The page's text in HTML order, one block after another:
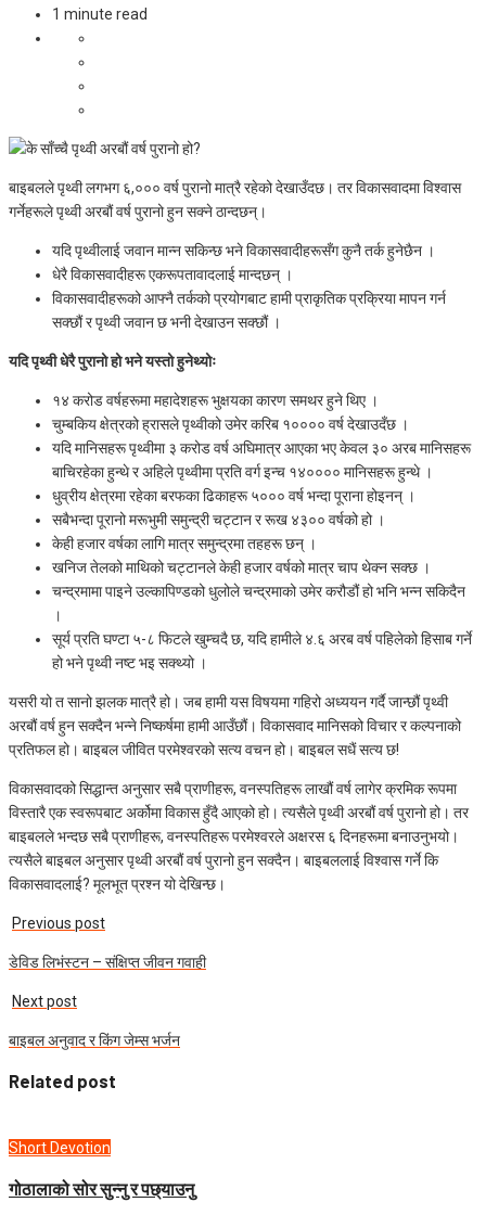
1 minute read
बाइबलले पृथ्वी लगभग ६,००० वर्ष पुरानो मात्रै रहेको देखाउँदछ। तर विकासवादमा विश्‍वास
गर्नेहरूले पृथ्वी अरबौं वर्ष पुरानो हुन सक्‍ने ठान्दछन्।
यदि पृथ्वीलाई जवान मान्‍न सकिन्छ भने विकासवादीहरूसँग कुनै तर्क हुनेछैन ।
धेरै विकासवादीहरू एकरूपतावादलाई मान्दछन् ।
विकासवादीहरूको आफ्‍नै तर्कको प्रयोगबाट हामी प्राकृतिक प्रक्रिया मापन गर्न
सक्छौं र पृथ्वी जवान छ भनी देखाउन सक्छौं ।
यदि पृथ्वी धेरै पुरानो हो भने यस्तो हुनेथ्योः
१४ करोड वर्षहरूमा महादेशहरू भुक्षयका कारण समथर हुने थिए ।
चुम्बकिय क्षेत्रको ह्रासले पृथ्वीको उमेर करिब १०००० वर्ष देखाउदँछ ।
यदि मानिसहरू पृथ्वीमा ३ करोड वर्ष अघिमात्र आएका भए केवल ३० अरब मानिसहरू
बाचिरहेका हुन्थे र अहिले पृथ्वीमा प्रति वर्ग इन्च १४०००० मानिसहरू हुन्थे ।
धुव्रीय क्षेत्रमा रहेका बरफका ढिकाहरू ५००० वर्ष भन्दा पूराना होइनन् ।
सबैभन्दा पूरानो मरूभुमी समुन्द्री चट्टान र रूख ४३०० वर्षको हो ।
केही हजार वर्षका लागि मात्र समुन्द्रमा तहहरू छन् ।
खनिज तेलको माथिको चट्टानले केही हजार वर्षको मात्र चाप थेक्‍न सक्छ ।
चन्द्रमामा पाइने उल्कापिण्डको धुलोले चन्द्रमाको उमेर करौडौं हो भनि भन्‍न सकिदैन
।
सूर्य प्रति घण्टा ५-८ फिटले खुम्चदै छ, यदि हामीले ४.६ अरब वर्ष पहिलेको हिसाब गर्ने
हो भने पृथ्वी नष्‍ट भइ सक्थ्यो ।
यसरी यो त सानो झलक मात्रै हो। जब हामी यस विषयमा गहिरो अध्ययन गर्दै जान्छौं पृथ्वी
अरबौं वर्ष हुन सक्दैन भन्‍ने निष्कर्षमा हामी आउँछौं। विकासवाद मानिसको विचार र कल्पनाको
प्रतिफल हो। बाइबल जीवित परमेश्‍वरको सत्य वचन हो। बाइबल सधैं सत्य छ!
विकासवादको सिद्धान्त अनुसार सबै प्राणीहरू, वनस्पतिहरू लाखौं वर्ष लागेर क्रमिक रूपमा
विस्तारै एक स्वरूपबाट अर्कोमा विकास हुँदै आएको हो। त्यसैले पृथ्वी अरबौं वर्ष पुरानो हो। तर
बाइबलले भन्दछ सबै प्राणीहरू, वनस्पतिहरू परमेश्‍वरले अक्षरस ६ दिनहरूमा बनाउनुभयो।
त्यसैले बाइबल अनुसार पृथ्वी अरबौं वर्ष पुरानो हुन सक्दैन। बाइबललाई विश्वास गर्ने कि
विकासवादलाई? मूलभूत प्रश्‍न यो देखिन्छ।
Previous post
डेविड लिभंस्टन – संक्षिप्त जीवन गवाही
Next post
बाइबल अनुवाद र किंग जेम्स भर्जन
Related post
Short Devotion
गोठालाको सोर सुन्नु र पछ्याउनु